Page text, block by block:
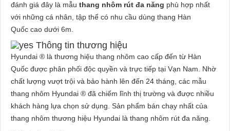
đánh giá đây là mẫu thang nhôm rút đa năng phù hợp nhất
với những cá nhân, tập thể có nhu cầu dùng thang Hàn
Quốc cao dưới 6m.
Thông tin thương hiệu
Hyundai ® là thương hiệu thang nhôm cao cấp đến từ Hàn
Quốc được phân phối độc quyền và trực tiếp tại Vạn Nam. Nhờ
chất lượng vượt trội và bảo hành lên đến 24 tháng, các mẫu
thang nhôm Hyundai ® đã chiếm lĩnh thị trường và được nhiều
khách hàng lựa chọn sử dụng. Sản phẩm bán chạy nhất của
thang nhôm thương hiệu Hyundai là thang nhôm rút đa năng.